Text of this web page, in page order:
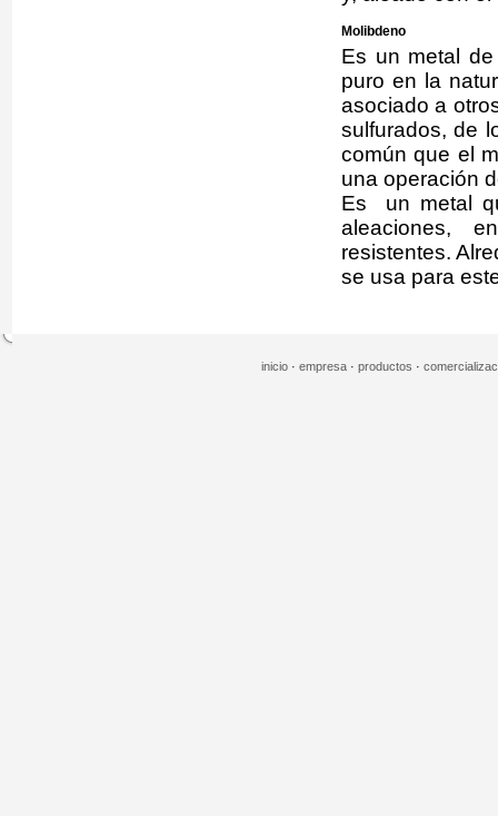
Molibdeno
Es un metal
puro en la
asociado a
sulfurados, de
común que el
una operación
Es un metal
aleaciones,
resistentes.
se usa para
inicio · empresa · productos ·